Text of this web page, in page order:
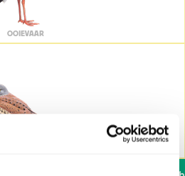
OOIEVAAR